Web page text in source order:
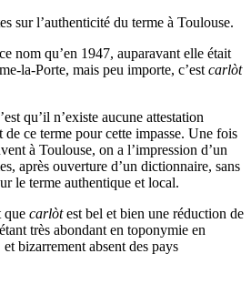
sur l’authenticité du terme à Toulouse.
nom qu’en 1947, auparavant elle était
la-Porte, mais peu importe, c’est carlòt
qu’il n’existe aucune attestation
de ce terme pour cette impasse. Une fois
à Toulouse, on a l’impression d’un
après ouverture d’un dictionnaire, sans
le terme authentique et local.
que carlòtest bel et bien une réduction de
très abondant en toponymie en
bizarrement absent des pays